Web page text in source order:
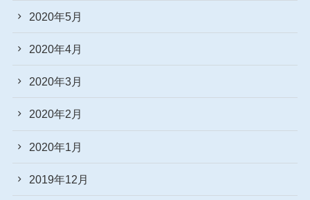
2020年5月
2020年4月
2020年3月
2020年2月
2020年1月
2019年12月